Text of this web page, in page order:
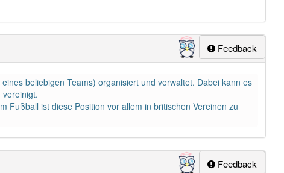
Feedback
beliebigen Teams) organisiert und verwaltet. Dabei kann es
Fußball ist diese Position vor allem in britischen Vereinen zu
Feedback